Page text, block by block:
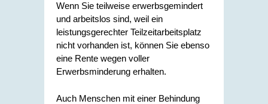
Wenn Sie teilweise erwerbsgemindert
und arbeitslos sind, weil ein
leistungsgerechter Teilzeitarbeitsplatz
nicht vorhanden ist, können Sie ebenso
eine Rente wegen voller
Erwerbsminderung erhalten.
Auch Menschen mit einer Behindung